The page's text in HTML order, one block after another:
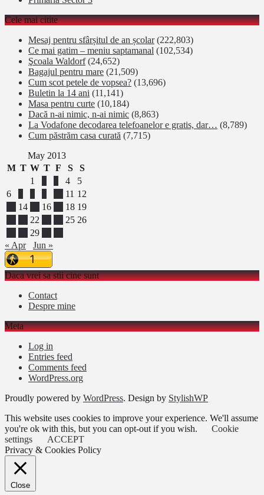
Cele mai citite
Mesaj pentru sfârșitul de an școlar (222,803)
Ce mai gatim – meniu saptamanal (102,534)
Şcoala Waldorf (24,652)
Bagajul pentru mare (21,509)
Cum scot petele de vopsea? (13,696)
Buletin la 14 ani (11,141)
Masa pentru curte (10,184)
Dacă n-ai nimic, n-ai nimic (8,863)
La Vodafone decodarea telefoanelor e gratis, dar… (8,789)
Cum păstrăm casa curată (7,715)
May 2013
M T W T F S
S
1
4
5
6
11 12
14 16 18 19
22 25 26
29
« Apr
Jun »
Daca vrei sa stii cine sunt
Contact
Despre mine
Meta
Log in
Entries feed
Comments feed
WordPress.org
Proudly powered by WordPress. Design by StylishWP
This website uses cookies to improve your experience. We'll assume
you're ok with this, but you can opt-out if you wish.
Cookie
settings
ACCEPT
Privacy & Cookies Policy
Close